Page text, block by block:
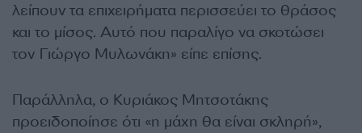
λείπουν τα επιχειρήματα περισσεύει το θράσος
και το μίσος. Αυτό που παραλίγο να σκοτώσει
τον Γιώργο Μυλωνάκη» είπε επίσης.
Παράλληλα, ο Κυριάκος Μητσοτάκης
προειδοποίησε ότι «η μάχη θα είναι σκληρή»,